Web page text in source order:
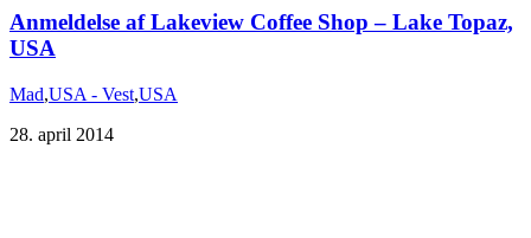
Anmeldelse af Lakeview Coffee Shop – Lake Topaz,
Mad,USA - Vest,USA
28. april 2014